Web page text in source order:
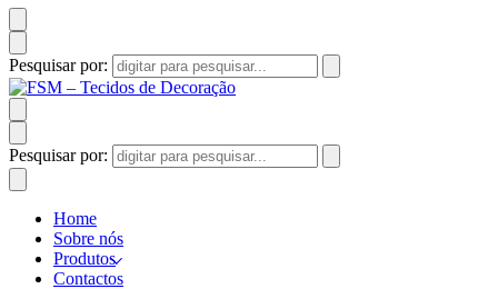
Pesquisar por:
Pesquisar por:
Home
Sobre nós
Produtos
Contactos